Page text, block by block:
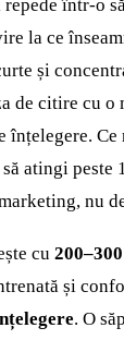
într-o
la ce
și
de citire cu
înțelegere. Ce
atingi peste
nu
cu
și
. O